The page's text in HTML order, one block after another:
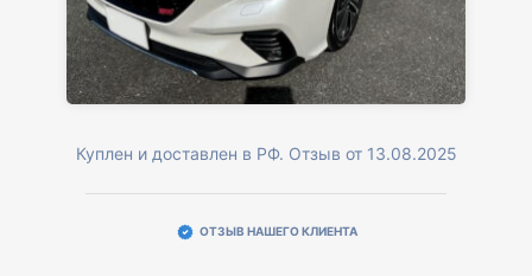
Куплен и доставлен в РФ. Отзыв от 13.08.2025
ОТЗЫВ НАШЕГО КЛИЕНТА